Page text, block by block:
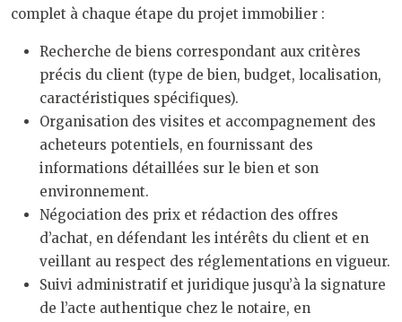
complet à chaque étape du projet immobilier :
Recherche de biens correspondant aux critères
précis du client (type de bien, budget, localisation,
caractéristiques spécifiques).
Organisation des visites et accompagnement des
acheteurs potentiels, en fournissant des
informations détaillées sur le bien et son
environnement.
Négociation des prix et rédaction des offres
d’achat, en défendant les intérêts du client et en
veillant au respect des réglementations en vigueur.
Suivi administratif et juridique jusqu’à la signature
de l’acte authentique chez le notaire, en